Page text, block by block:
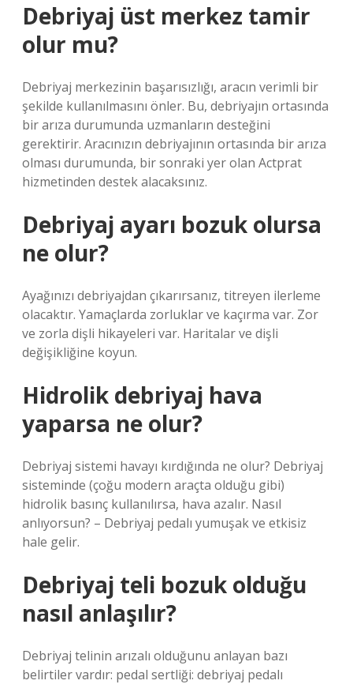
Debriyaj üst merkez tamir
olur mu?
Debriyaj merkezinin başarısızlığı, aracın verimli bir
şekilde kullanılmasını önler. Bu, debriyajın ortasında
bir arıza durumunda uzmanların desteğini
gerektirir. Aracınızın debriyajının ortasında bir arıza
olması durumunda, bir sonraki yer olan Actprat
hizmetinden destek alacaksınız.
Debriyaj ayarı bozuk olursa
ne olur?
Ayağınızı debriyajdan çıkarırsanız, titreyen ilerleme
olacaktır. Yamaçlarda zorluklar ve kaçırma var. Zor
ve zorla dişli hikayeleri var. Haritalar ve dişli
değişikliğine koyun.
Hidrolik debriyaj hava
yaparsa ne olur?
Debriyaj sistemi havayı kırdığında ne olur? Debriyaj
sisteminde (çoğu modern araçta olduğu gibi)
hidrolik basınç kullanılırsa, hava azalır. Nasıl
anlıyorsun? – Debriyaj pedalı yumuşak ve etkisiz
hale gelir.
Debriyaj teli bozuk olduğu
nasıl anlaşılır?
Debriyaj telinin arızalı olduğunu anlayan bazı
belirtiler vardır: pedal sertliği: debriyaj pedalı